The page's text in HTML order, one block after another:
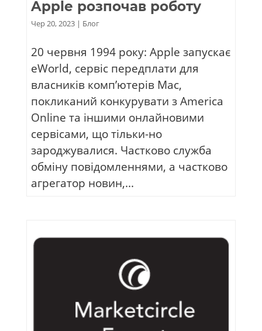
Apple розпочав роботу
Чер 20, 2023| Блог
20 червня 1994 року: Apple запускає
eWorld, сервіс передплати для
власників комп’ютерів Mac,
покликаний конкурувати з America
Online та іншими онлайновими
сервісами, що тільки-но
зароджувалися. Частково служба
обміну повідомленнями, а частково
агрегатор новин,...